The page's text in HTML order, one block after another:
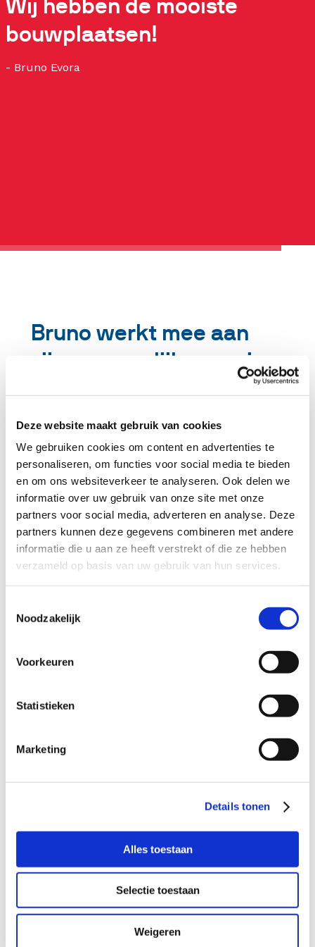
Deze website maakt gebruik van cookies
We gebruiken cookies om content en advertenties te
personaliseren, om functies voor social media te bieden
en om ons websiteverkeer te analyseren. Ook delen we
informatie over uw gebruik van onze site met onze
partners voor social media, adverteren en analyse. Deze
partners kunnen deze gegevens combineren met andere
informatie die u aan ze heeft verstrekt of die ze hebben
verzameld op basis van uw gebruik van hun services.
Noodzakelijk
Voorkeuren
Statistieken
Marketing
Details tonen
Alles toestaan
Selectie toestaan
Weigeren
Wij hebben de mooiste
bouwplaatsen!
- Bruno Evora
Bruno werkt mee aan
zijn persoonlijke groei
als uitvoerder
Hij begon via een uitzendbureau maar de
laatste jaren is hij een vaste kracht van de
organisatie en verzekerd van 12 maanden
werk per jaar, “ik vind het fijn om die
zekerheid te hebben”, vertelt Bruno.
Oog voor persoonlijke groei
“Ik begon 7 jaar geleden als leerling; ging 1
dag in de week naar school en leerde 4 dagen
per week de techniek op grote projecten.
hoorde ik collega’s praten over de
opleiding ben ik nu doorgegroeid van voorman
Grote Smits familie
onderdeel van deze grote familie! Als je naar
Energie
“Ik krijg er energie van als alles volgens
planning gaat. Alles wordt goed voorbereid en
wij hebben écht de mooiste bouwplaatsen. En
we zoeken trouwens nieuwe collega’s!”